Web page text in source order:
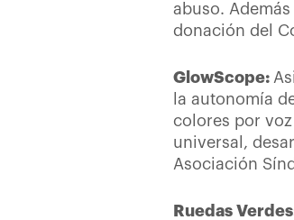
abuso.
donación del
GlowScope:
la autonomía
colores por
universal,
Asociación
Ruedas